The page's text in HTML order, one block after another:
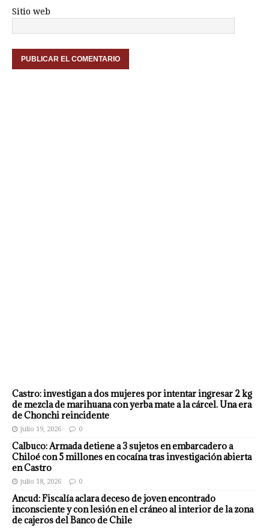
Sitio web
Castro: investigan a dos mujeres por intentar ingresar 2 kg
de mezcla de marihuana con yerba mate a la cárcel. Una era
de Chonchi reincidente
julio 19, 2026 0
Calbuco: Armada detiene a 3 sujetos en embarcadero a
Chiloé con 5 millones en cocaína tras investigación abierta
en Castro
julio 18, 2026 0
Ancud: Fiscalía aclara deceso de joven encontrado
inconsciente y con lesión en el cráneo al interior de la zona
de cajeros del Banco de Chile